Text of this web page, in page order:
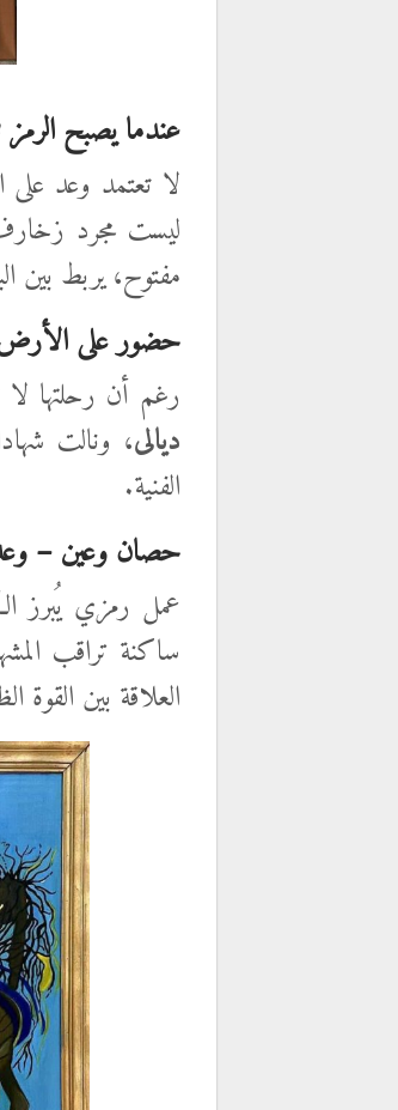
عندما يصبح
لا تعتمد وعد على
ليست مجرد
مفتوح، يربط بين
حضور على
رغم أن رحلتها
ديالى، ونالت
الفنية.
حصان وعين –
عمل رمزي يُبرز
ساكنة تراقب
العلاقة بين القوة